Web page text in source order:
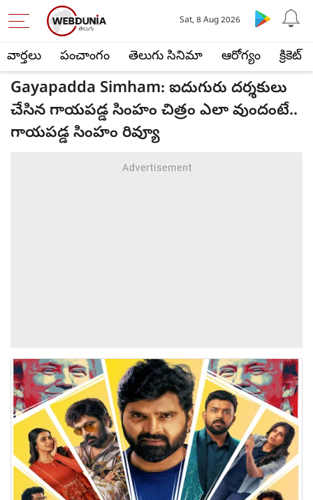
వార్తలు పంచాంగం తెలుగు సినిమా ఆరోగ్యం క్రికెట్
Sat, 8 Aug 2026
Gayapadda Simham: ఐదుగురు దర్శకులు
చేసిన గాయపడ్డ సింహం చిత్రం ఎలా వుందంటే..
గాయపడ్డ సింహం రివ్యూ